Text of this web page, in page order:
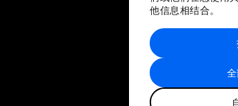
他信息相结合。